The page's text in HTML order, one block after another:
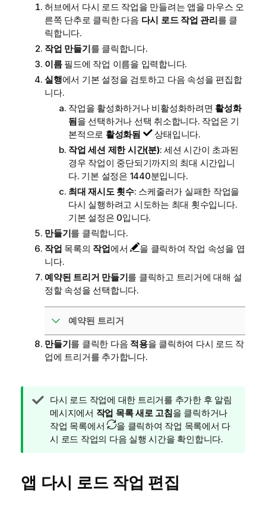
허브에서 다시 로드 작업을 만들려는 앱을 마우스 오
른쪽 단추로 클릭한 다음 다시 로드 작업 관리를 클
릭합니다.
작업 만들기를 클릭합니다.
이름필드에 작업 이름을 입력합니다.
실행에서 기본 설정을 검토하고 다음 속성을 편집합
니다.
작업을 활성화하거나 비활성화하려면 활성화
됨을 선택하거나 선택 취소합니다. 작업은 기
본적으로 활성화됨
상태입니다.
작업 세션 제한 시간(분): 세션 시간이 초과된
경우 작업이 중단되기까지의 최대 시간입니
다. 기본 설정은 1440분입니다.
최대 재시도 횟수: 스케줄러가 실패한 작업을
다시 실행하려고 시도하는 최대 횟수입니다.
기본 설정은 0입니다.
만들기를 클릭합니다.
작업 목록의 작업에서
을 클릭하여 작업 속성을 엽
니다.
예약된 트리거 만들기를 클릭하고 트리거에 대해 설
정할 속성을 선택합니다.
예약된 트리거
만들기를 클릭한 다음 적용을 클릭하여 다시 로드 작
업에 트리거를 추가합니다.
팁
메
모
다시 로드 작업에 대한 트리거를 추가한 후 알림
메시지에서 작업 목록 새로 고침을 클릭하거나
작업 목록에서
을 클릭하여 작업 목록에서 다
시 로드 작업의 다음 실행 시간을 확인합니다.
앱 다시 로드 작업 편집